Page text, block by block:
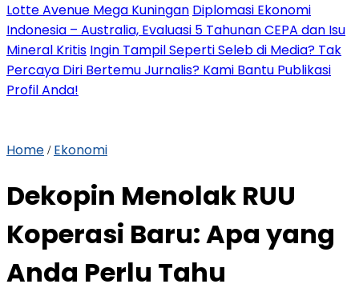
Lotte Avenue Mega Kuningan Diplomasi Ekonomi
Indonesia – Australia, Evaluasi 5 Tahunan CEPA dan Isu
Mineral Kritis Ingin Tampil Seperti Seleb di Media? Tak
Percaya Diri Bertemu Jurnalis? Kami Bantu Publikasi
Profil Anda!
Home / Ekonomi
Dekopin Menolak RUU
Koperasi Baru: Apa yang
Anda Perlu Tahu